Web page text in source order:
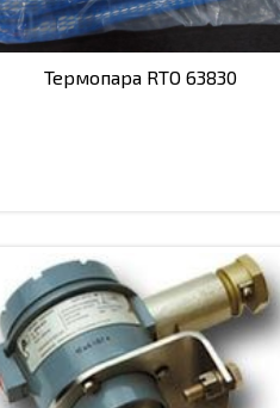
Термопара RTO 63830